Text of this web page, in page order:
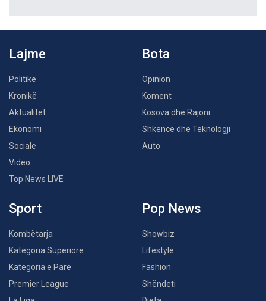
Lajme
Politikë
Kronikë
Aktualitet
Ekonomi
Sociale
Video
Top News LIVE
Bota
Opinion
Koment
Kosova dhe Rajoni
Shkencë dhe Teknologji
Auto
Sport
Kombëtarja
Kategoria Superiore
Kategoria e Parë
Premier League
Pop News
Showbiz
Lifestyle
Fashion
Shëndeti